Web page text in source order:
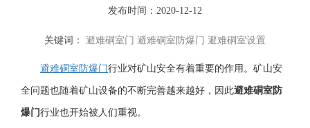
发布时间：2020-12-12
关键词： 避难硐室门 避难硐室防爆门 避难硐室设置
避难硐室防爆门行业对矿山安全有着重要的作用。矿山安
全问题也随着矿山设备的不断完善越来越好，因此避难硐室防
爆门行业也开始被人们重视。